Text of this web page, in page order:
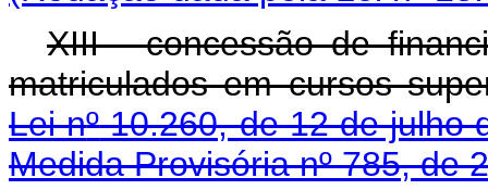
XIII - concessão de
matriculados em cursos
Lei nº10.260, de 12 de julho
Medida Provisória nº 785, de